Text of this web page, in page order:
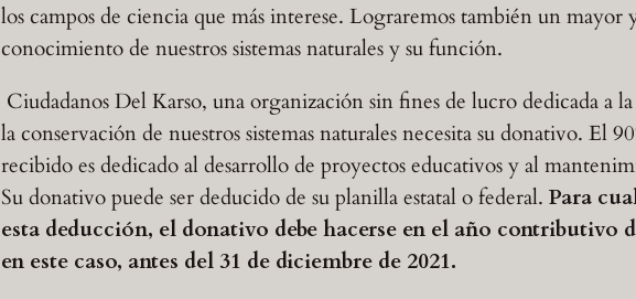
los campos de ciencia que más interese. Lograremos también un mayor
conocimiento de nuestros sistemas naturales y su función.
Ciudadanos Del Karso, una organización sin fines de lucro dedicada a
la conservación de nuestros sistemas naturales necesita su donativo. El
recibido es dedicado al desarrollo de proyectos educativos y al
Su donativo puede ser deducido de su planilla estatal o federal. Para
esta deducción, el donativo debe hacerse en el año contributivo
en este caso, antes del 31 de diciembre de 2021.